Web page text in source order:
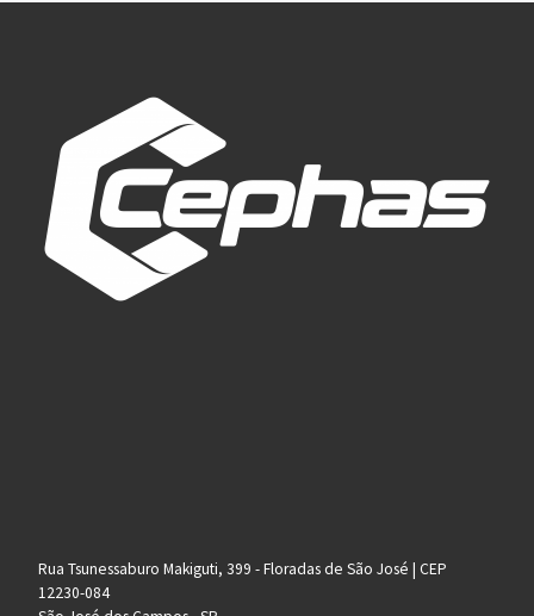
Rua Tsunessaburo Makiguti, 399 - Floradas de São José | CEP
12230-084